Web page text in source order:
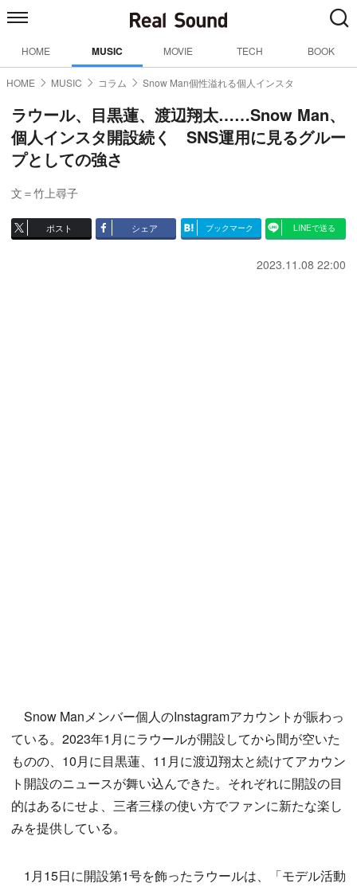
HOME MUSIC MOVIE TECH BOOK
HOME MUSIC コラム Snow Man個性溢れる個人インスタ
ラウール、目黒蓮、渡辺翔太……Snow Man、
個人インスタ開設続く SNS運用に見るグルー
プとしての強さ
文＝竹上尋子
ポスト シェア ブックマーク LINEで送る
2023.11.08 22:00
Snow Manメンバー個人のInstagramアカウントが賑わっ
ている。2023年1月にラウールが開設してから間が空いた
ものの、10月に目黒蓮、11月に渡辺翔太と続けてアカウン
ト開設のニュースが舞い込んできた。それぞれに開設の目
的はあるにせよ、三者三様の使い方でファンに新たな楽し
みを提供している。
1月15日に開設第1号を飾ったラウールは、「モデル活動